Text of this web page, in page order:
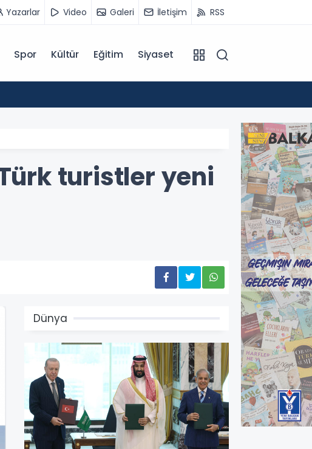
Yazarlar Video Galeri İletişim RSS
Spor Kültür Eğitim Siyaset
turistler yeni
Dünya